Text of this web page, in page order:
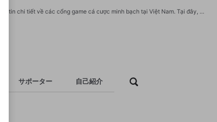
Nhà cái uy tín là nền tảng hàng đầu chuyên đánh giá, xếp hạng và cung cấp thông tin chi tiết về các cổng game cá cược minh bạch tại Việt Nam. Tại đây, người chơi có thể dễ dàng tra cứu thông tin về giấy phép hoạt động, các chương trình khuyến mãi cũng như chất lượng dịch vụ của từng thương hiệu. Website: https://giaimanhacai.jp.net/ Phone: 0938552142 Địa chỉ: 95/36 Huỳnh Văn Bánh, Phường 15, Phú Nhuận, Thành phố Hồ Chí Minh, Việt Nam Email: giaimanhacaijpnet@gmail.com Tags: #nhacaiuytin #topnhacai #danhgianhacai #giaimanhacai
サポーター 自己紹介